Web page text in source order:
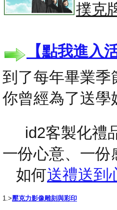
撲克
【點我進入
到了每年畢業季
你曾經為了送學
id2客製化禮
一份心意、一
如何送禮送到
1.>壓克力影像雕刻與彩印